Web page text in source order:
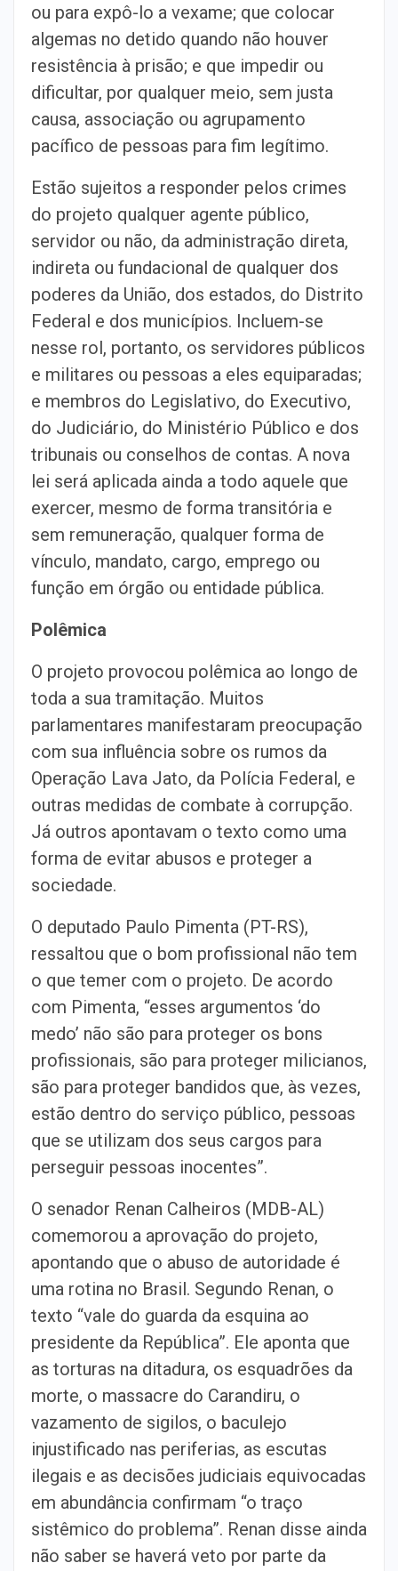
ou para expô-lo a vexame; que colocar
algemas no detido quando não houver
resistência à prisão; e que impedir ou
dificultar, por qualquer meio, sem justa
causa, associação ou agrupamento
pacífico de pessoas para fim legítimo.
Estão sujeitos a responder pelos crimes
do projeto qualquer agente público,
servidor ou não, da administração direta,
indireta ou fundacional de qualquer dos
poderes da União, dos estados, do Distrito
Federal e dos municípios. Incluem-se
nesse rol, portanto, os servidores públicos
e militares ou pessoas a eles equiparadas;
e membros do Legislativo, do Executivo,
do Judiciário, do Ministério Público e dos
tribunais ou conselhos de contas. A nova
lei será aplicada ainda a todo aquele que
exercer, mesmo de forma transitória e
sem remuneração, qualquer forma de
vínculo, mandato, cargo, emprego ou
função em órgão ou entidade pública.
Polêmica
O projeto provocou polêmica ao longo de
toda a sua tramitação. Muitos
parlamentares manifestaram preocupação
com sua influência sobre os rumos da
Operação Lava Jato, da Polícia Federal, e
outras medidas de combate à corrupção.
Já outros apontavam o texto como uma
forma de evitar abusos e proteger a
sociedade.
O deputado Paulo Pimenta (PT-RS),
ressaltou que o bom profissional não tem
o que temer com o projeto. De acordo
com Pimenta, “esses argumentos ‘do
medo’ não são para proteger os bons
profissionais, são para proteger milicianos,
são para proteger bandidos que, às vezes,
estão dentro do serviço público, pessoas
que se utilizam dos seus cargos para
perseguir pessoas inocentes”.
O senador Renan Calheiros (MDB-AL)
comemorou a aprovação do projeto,
apontando que o abuso de autoridade é
uma rotina no Brasil. Segundo Renan, o
texto “vale do guarda da esquina ao
presidente da República”. Ele aponta que
as torturas na ditadura, os esquadrões da
morte, o massacre do Carandiru, o
vazamento de sigilos, o baculejo
injustificado nas periferias, as escutas
ilegais e as decisões judiciais equivocadas
em abundância confirmam “o traço
sistêmico do problema”. Renan disse ainda
não saber se haverá veto por parte da